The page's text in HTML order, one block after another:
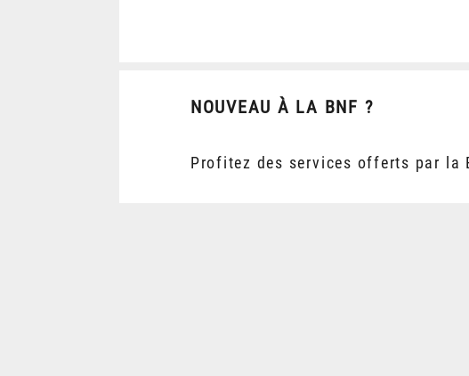
NOUVEAU À LA BNF ?
Profitez des services offerts par la